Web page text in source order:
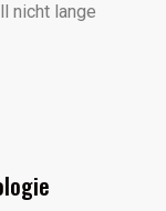
nicht lange